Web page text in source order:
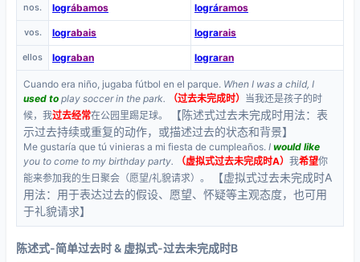
nos. lográbamos lográramos
vos. lograbais lograrais
ellos lograban lograran
Cuando era niño, jugaba fútbol en el parque. When I was a child, I
used to play soccer in the park. （过去未完成时） 当我还是孩子的时
候，我过去经常在公园里踢足球。
【陈述式过去未完成时用法：表
示过去持续或重复的动作，或描述过去的状态和背景】
Me gustaría que tú vinieras a mi fiesta de cumpleaños. I would like
you to come to my birthday party.
（虚拟式过去未完成时A） 我希望你
能来参加我的生日聚会（愿望/礼貌请求）。
【虚拟式过去未完成时A
用法：用于表达过去的假设、愿望、怀疑等主观态度，也可用
于礼貌请求】
陈述式-简单过去时 & 虚拟式-过去未完成时B